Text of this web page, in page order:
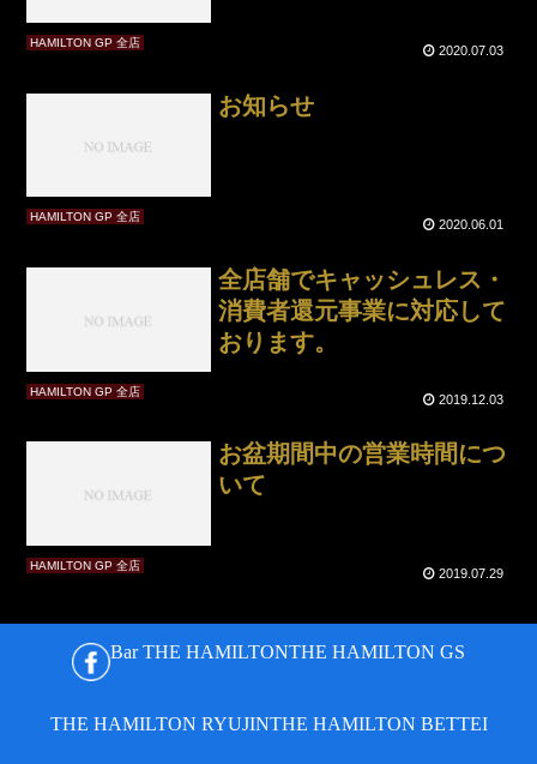
HAMILTON GP 全店
2020.07.03
HAMILTON GP 全店
お知らせ
2020.06.01
HAMILTON GP 全店
全店舗でキャッシュレス・
消費者還元事業に対応して
おります。
2019.12.03
HAMILTON GP 全店
お盆期間中の営業時間につ
いて
2019.07.29
Bar THE HAMILTONTHE HAMILTON GS
THE HAMILTON RYUJINTHE HAMILTON BETTEI